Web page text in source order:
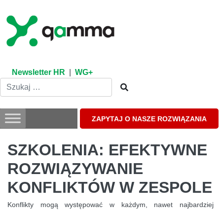
content
Newsletter HR WG+
ZAPYTAJ O NASZE ROZWIĄZANIA
SZKOLENIA: EFEKTYWNE
ROZWIĄZYWANIE
KONFLIKTÓW W ZESPOLE
Konflikty mogą występować w każdym, nawet najbardziej